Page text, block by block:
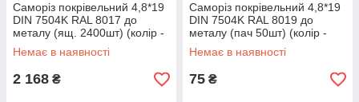
Саморіз покрівельний 4,8*19
DIN 7504K RAL 8017 до
металу (ящ. 2400шт) (колір -
шоколадно-коричневий)
APRO
Немає в наявності
2 168 ₴
Саморіз покрівельний 4,8*19
DIN 7504K RAL 8019 до
металу (пач 50шт) (колір -
сіро-коричневий) APRO
Немає в наявності
75 ₴